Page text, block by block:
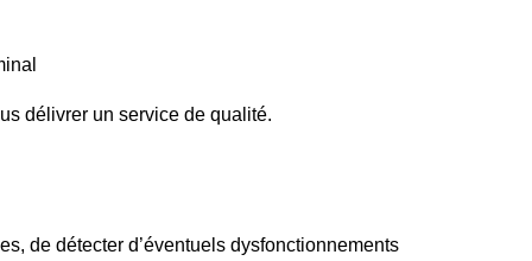
délivrer un service de qualité.
de détecter d’éventuels dysfonctionnements